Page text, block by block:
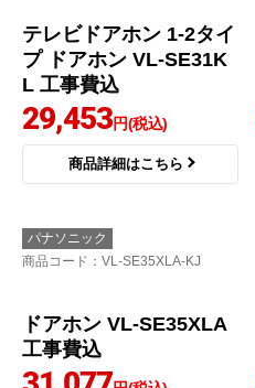
パナソニック
商品コード
：VL-SE31KL-KJ
プ ドアホン VL-SE31K
L 工事費込
商品詳細はこちら